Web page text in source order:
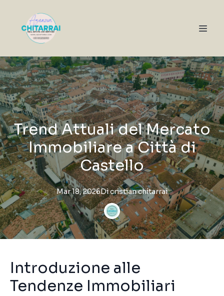
Trend Attuali del Mercato
Immobiliare a Città di
Castello
Mar 18, 2026Dicristianchitarrai
Introduzione alle
Tendenze Immobiliari